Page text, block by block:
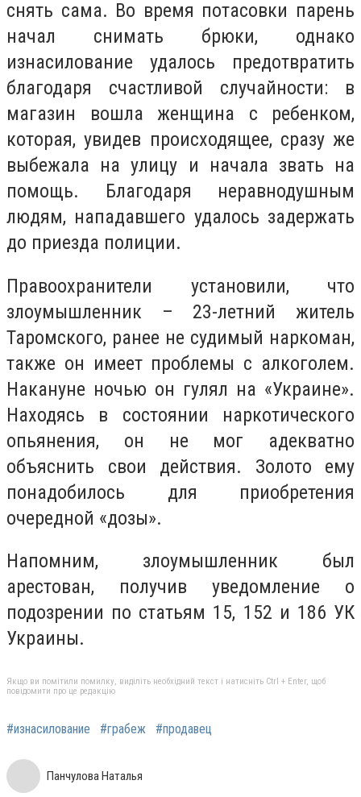
снять сама. Во время потасовки парень
начал снимать брюки, однако
изнасилование удалось предотвратить
благодаря счастливой случайности: в
магазин вошла женщина с ребенком,
которая, увидев происходящее, сразу же
выбежала на улицу и начала звать на
помощь. Благодаря неравнодушным
людям, нападавшего удалось задержать
до приезда полиции.
Правоохранители установили, что
злоумышленник – 23-летний житель
Таромского, ранее не судимый наркоман,
также он имеет проблемы с алкоголем.
Накануне ночью он гулял на «Украине».
Находясь в состоянии наркотического
опьянения, он не мог адекватно
объяснить свои действия. Золото ему
понадобилось для приобретения
очередной «дозы».
Напомним, злоумышленник был
арестован, получив уведомление о
подозрении по статьям 15, 152 и 186 УК
Украины.
Якщо ви помітили помилку, виділіть необхідний текст і натисніть Ctrl + Enter, щоб
повідомити про це редакцію
#изнасилование #грабеж #продавец
Панчулова Наталья